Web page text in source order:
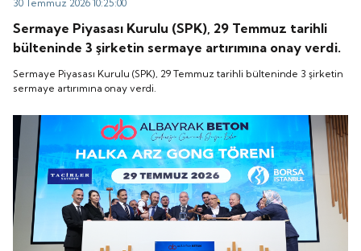
30 Temmuz 2026 10:25:00
Sermaye Piyasası Kurulu (SPK), 29 Temmuz tarihli
bülteninde 3 şirketin sermaye artırımına onay verdi.
Sermaye Piyasası Kurulu (SPK), 29 Temmuz tarihli bülteninde 3 şirketin
sermaye artırımına onay verdi.